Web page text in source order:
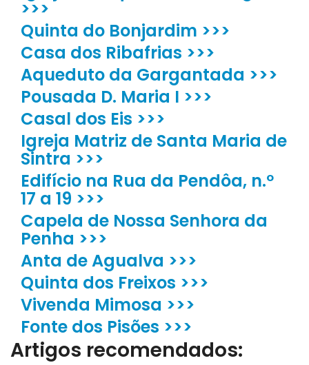
>>>
Quinta do Bonjardim >>>
Casa dos Ribafrias >>>
Aqueduto da Gargantada >>>
Pousada D. Maria I >>>
Casal dos Eis >>>
Igreja Matriz de Santa Maria de
Sintra >>>
Edifício na Rua da Pendôa, n.º
17 a 19 >>>
Capela de Nossa Senhora da
Penha >>>
Anta de Agualva >>>
Quinta dos Freixos >>>
Vivenda Mimosa >>>
Fonte dos Pisões >>>
Artigos recomendados: